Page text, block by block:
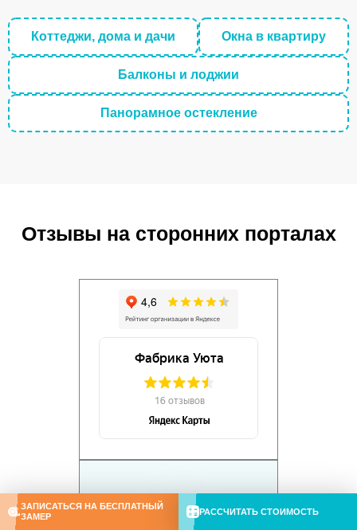
Коттеджи, дома и дачи Окна в квартиру
Балконы и лоджии
Панорамное остекление
Отзывы на сторонних порталах
ЗАПИСАТЬСЯ НА БЕСПЛАТНЫЙ
ЗАМЕР
РАССЧИТАТЬ СТОИМОСТЬ